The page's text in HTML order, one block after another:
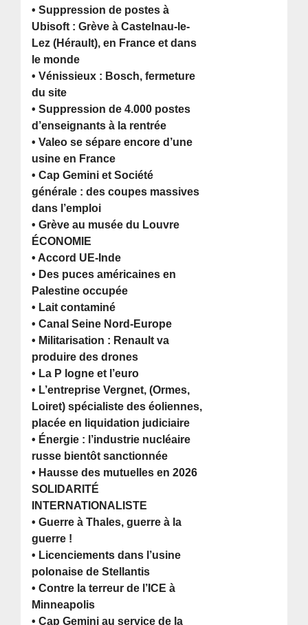
• Suppression de postes à
Ubisoft : Grève à Castelnau-le-
Lez (Hérault), en France et dans
le monde
• Vénissieux : Bosch, fermeture
du site
• Suppression de 4.000 postes
d’enseignants à la rentrée
• Valeo se sépare encore d’une
usine en France
• Cap Gemini et Société
générale : des coupes massives
dans l’emploi
• Grève au musée du Louvre
ÉCONOMIE
• Accord UE-Inde
• Des puces américaines en
Palestine occupée
• Lait contaminé
• Canal Seine Nord-Europe
• Militarisation : Renault va
produire des drones
• La P logne et l’euro
• L’entreprise Vergnet, (Ormes,
Loiret) spécialiste des éoliennes,
placée en liquidation judiciaire
• Énergie : l’industrie nucléaire
russe bientôt sanctionnée
• Hausse des mutuelles en 2026
SOLIDARITÉ
INTERNATIONALISTE
• Guerre à Thales, guerre à la
guerre !
• Licenciements dans l’usine
polonaise de Stellantis
• Contre la terreur de l’ICE à
Minneapolis
• Cap Gemini au service de la